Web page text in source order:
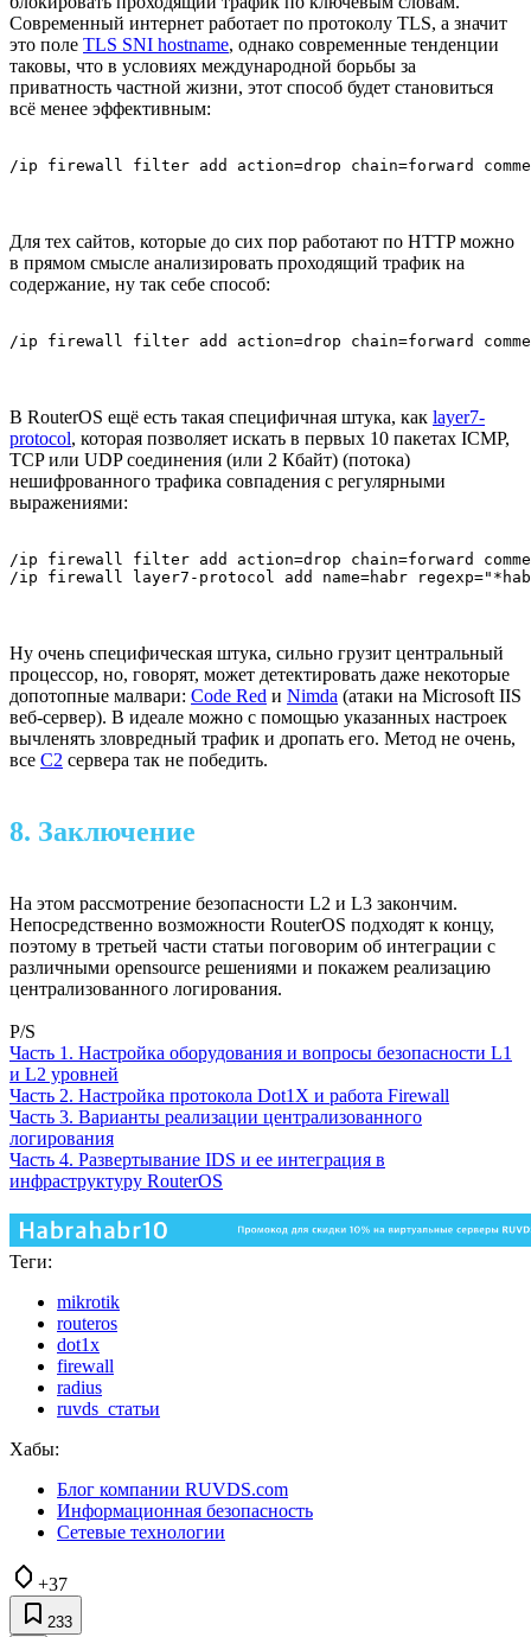
Современный интернет работает по протоколу TLS, а значит
это поле TLS SNI hostname, однако современные тенденции
таковы, что в условиях международной борьбы за
приватность частной жизни, этот способ будет становиться
всё менее эффективным:
/ip firewall filter add action=drop chain=forward
Для тех сайтов, которые до сих пор работают по HTTP можно
в прямом смысле анализировать проходящий трафик на
содержание, ну так себе способ:
/ip firewall filter add action=drop chain=forward
В RouterOS ещё есть такая специфичная штука, как layer7-
protocol, которая позволяет искать в первых 10 пакетах ICMP,
TCP или UDP соединения (или 2 Кбайт) (потока)
нешифрованного трафика совпадения с регулярными
выражениями:
/ip firewall filter add action=drop chain=forward
/ip firewall layer7-protocol add name=habr
Ну очень специфическая штука, сильно грузит центральный
процессор, но, говорят, может детектировать даже некоторые
допотопные малвари: Code Red и Nimda (атаки на Microsoft IIS
веб-сервер). В идеале можно с помощью указанных настроек
вычленять зловредный трафик и дропать его. Метод не очень,
все C2 сервера так не победить.
8. Заключение
На этом рассмотрение безопасности L2 и L3 закончим.
Непосредственно возможности RouterOS подходят к концу,
поэтому в третьей части статьи поговорим об интеграции с
различными opensource решениями и покажем реализацию
централизованного логирования.
P/S
Часть 1. Настройка оборудования и вопросы безопасности L1
и L2 уровней
Часть 2. Настройка протокола Dot1X и работа Firewall
Часть 3. Варианты реализации централизованного
логирования
Часть 4. Развертывание IDS и ее интеграция в
инфраструктуру RouterOS
Теги:
mikrotik
routeros
dot1x
firewall
radius
ruvds_статьи
Хабы:
Блог компании RUVDS.com
Информационная безопасность
Сетевые технологии
+37
233